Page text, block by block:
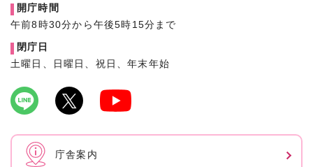
開庁時間
午前8時30分から午後5時15分まで
閉庁日
土曜日、日曜日、祝日、年末年始
庁舎案内